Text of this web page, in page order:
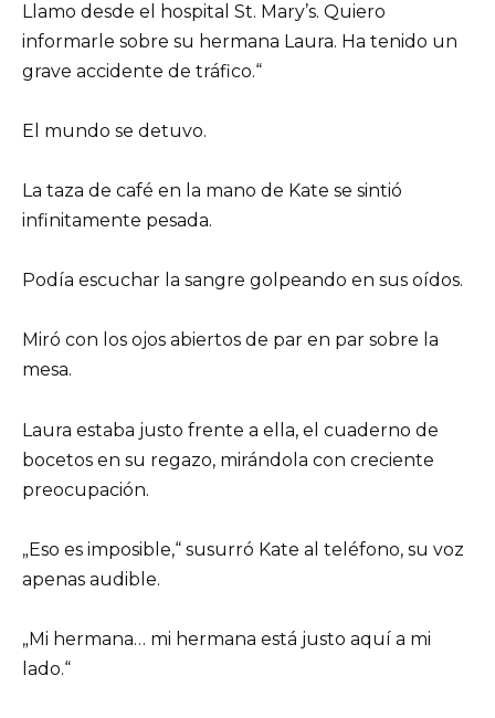
Llamo desde el hospital St. Mary’s. Quiero
informarle sobre su hermana Laura. Ha tenido un
grave accidente de tráfico.“
El mundo se detuvo.
La taza de café en la mano de Kate se sintió
infinitamente pesada.
Podía escuchar la sangre golpeando en sus oídos.
Miró con los ojos abiertos de par en par sobre la
mesa.
Laura estaba justo frente a ella, el cuaderno de
bocetos en su regazo, mirándola con creciente
preocupación.
„Eso es imposible,“ susurró Kate al teléfono, su voz
apenas audible.
„Mi hermana… mi hermana está justo aquí a mi
lado.“